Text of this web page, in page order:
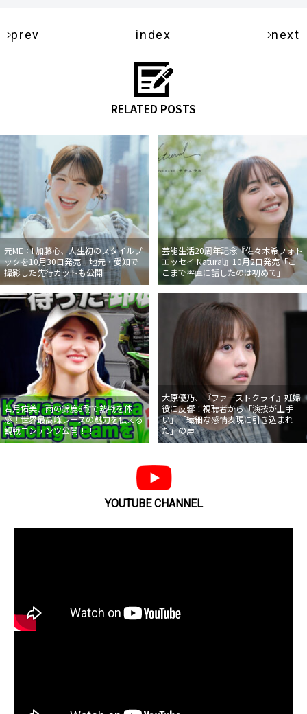
prev index next
RELATED POSTS
元ME：I 加藤心、人生初のスタイルブ
ックを10月30日発売 地元・愛知で
撮影した先行カットも公開
芸能生活20周年記念『佐々木希フォト
エッセイ Natural』10月2日発売「こ
こまで率直に話したのは初めて」
若月佑美、雨の鈴鹿8耐で熱戦を体
感！世界最高峰レースの魅力を伝える
観戦コンテンツ公開！！
大原優乃、『ファーストクライ』妊婦
役に反響！視聴者から「演技が上手
い」「繊細な感情表現に引き込まれ
た」の声
YOUTUBE CHANNEL